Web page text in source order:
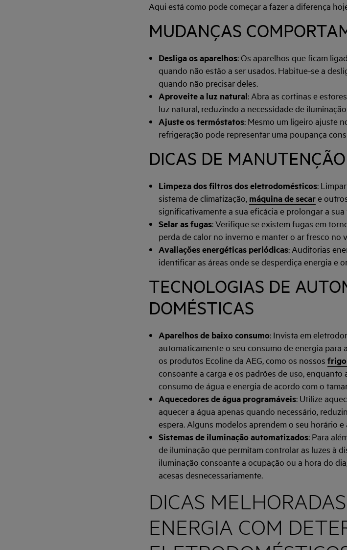
Aqui está como pode começar a fazer a diferença
MUDANÇAS
Desliga os aparelhos: Os aparelhos que ficam
quando não estão a ser usados. Habitue-se a
quando não precisar deles.
Aproveite a luz natural: Abra as cortinas e
luz natural, reduzindo a necessidade de
Ajuste os termóstatos: Mesmo um ligeiro ajuste
refrigeração pode representar uma poupança
DICAS DE MANUTENÇÃO
Limpeza dos filtros dos eletrodomésticos:
sistema de climatização, máquina de secare
significativamente a sua eficácia e prolongar a
Selar as fugas: Verifique se existem fugas em
perda de calor no inverno e manter o ar fresco no
Avaliações energéticas periódicas: Auditorias
identificar as áreas onde se desperdiça energia e
TECNOLOGIAS DE
DOMÉSTICAS
Aparelhos de baixo consumo: Invista em
automaticamente o seu consumo de energia para
os produtos Ecoline da AEG, como os nossos
consoante a carga e os padrões de uso, enquanto
consumo de água e energia de acordo com o
Aquecedores de água programáveis: Utilize
aquecer a água apenas quando necessário,
espera. Alguns modelos aprendem o seu horário
Sistemas de iluminação automatizados: Para
de iluminação que permitam controlar as luzes à
iluminação consoante a ocupação ou a hora do
acesas desnecessariamente.
DICAS
ENERGIA COM